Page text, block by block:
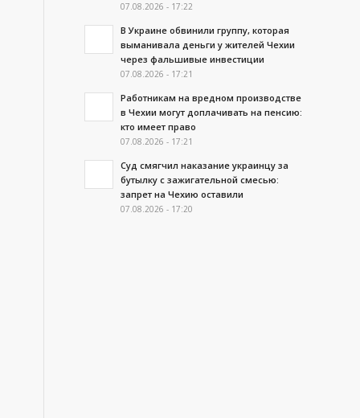
07.08.2026 - 17:22
В Украине обвинили группу, которая
выманивала деньги у жителей Чехии
через фальшивые инвестиции
07.08.2026 - 17:21
Работникам на вредном производстве
в Чехии могут доплачивать на пенсию:
кто имеет право
07.08.2026 - 17:21
Суд смягчил наказание украинцу за
бутылку с зажигательной смесью:
запрет на Чехию оставили
07.08.2026 - 17:20